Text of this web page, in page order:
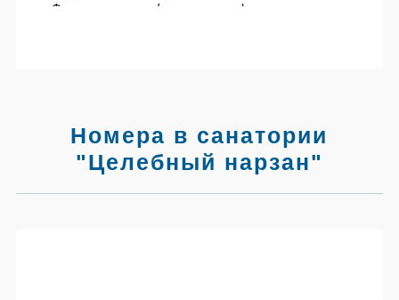
Фитоаэротерапия (ароматерапия)
Номера в санатории
"Целебный нарзан"